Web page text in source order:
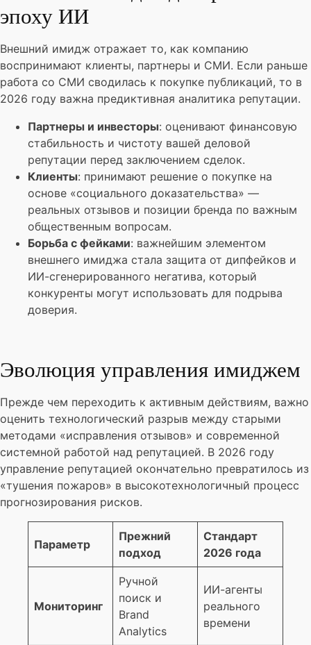
эпоху ИИ
Внешний имидж отражает то, как компанию
воспринимают клиенты, партнеры и СМИ. Если раньше
работа со СМИ сводилась к покупке публикаций, то в
2026 году важна предиктивная аналитика репутации.
Партнеры и инвесторы: оценивают финансовую
стабильность и чистоту вашей деловой
репутации перед заключением сделок.
Клиенты: принимают решение о покупке на
основе «социального доказательства» —
реальных отзывов и позиции бренда по важным
общественным вопросам.
Борьба с фейками: важнейшим элементом
внешнего имиджа стала защита от дипфейков и
ИИ-сгенерированного негатива, который
конкуренты могут использовать для подрыва
доверия.
Эволюция управления имиджем
Прежде чем переходить к активным действиям, важно
оценить технологический разрыв между старыми
методами «исправления отзывов» и современной
системной работой над репутацией. В 2026 году
управление репутацией окончательно превратилось из
«тушения пожаров» в высокотехнологичный процесс
прогнозирования рисков.
Параметр
Прежний
подход
Стандарт
2026 года
Мониторинг
Ручной
поиск и
Brand
Analytics
ИИ-агенты
реального
времени